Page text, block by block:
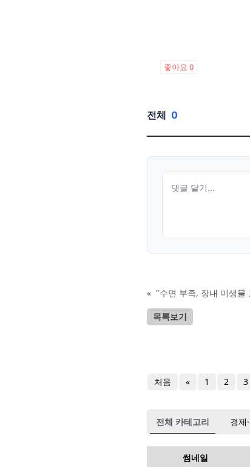
좋아요 0
전체 0
« "수면 부족, 장내 미생물
목록보기
처음 « 1 2 3
전체 카테고리 경제
썸네일